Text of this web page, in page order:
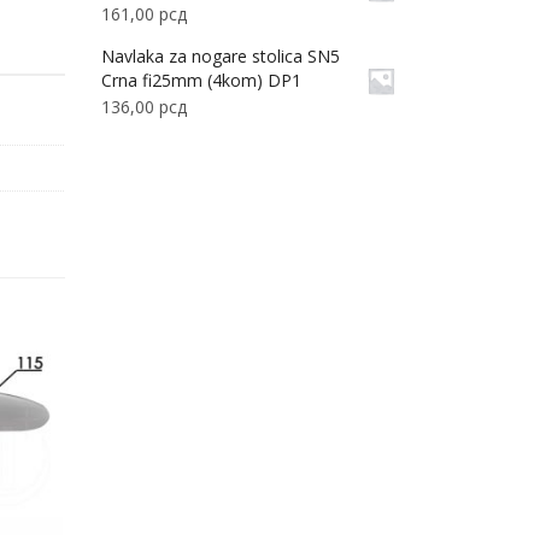
161,00 рсд
Navlaka za nogare stolica SN5
Crna fi25mm (4kom) DP1
136,00 рсд